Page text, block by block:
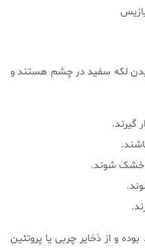
لکه‌ سفید در چشم هستند و
گیرند.
خشک شوند.
و از ذخایر چربی یا پروتئین